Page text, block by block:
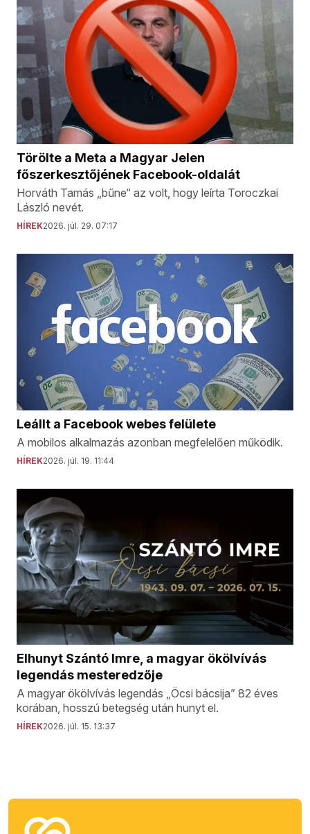
Törölte a Meta a Magyar Jelen
főszerkesztőjének Facebook-oldalát
Horváth Tamás „bűne“ az volt, hogy leírta Toroczkai
László nevét.
HÍREK2026. júl. 29. 07:17
Leállt a Facebook webes felülete
A mobilos alkalmazás azonban megfelelően működik.
HÍREK2026. júl. 19. 11:44
Elhunyt Szántó Imre, a magyar ökölvívás
legendás mesteredzője
A magyar ökölvívás legendás „Öcsi bácsija” 82 éves
korában, hosszú betegség után hunyt el.
HÍREK2026. júl. 15. 13:37